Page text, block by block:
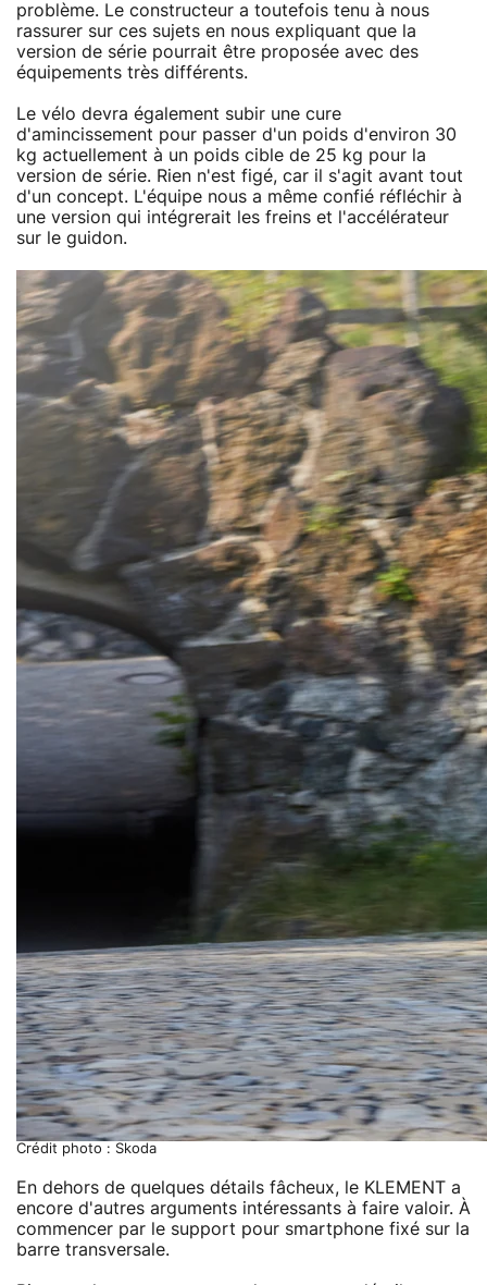
problème. Le constructeur a toutefois tenu à nous
rassurer sur ces sujets en nous expliquant que la
version de série pourrait être proposée avec des
équipements très différents.
Le vélo devra également subir une cure
d'amincissement pour passer d'un poids d'environ 30
kg actuellement à un poids cible de 25 kg pour la
version de série. Rien n'est figé, car il s'agit avant tout
d'un concept. L'équipe nous a même confié réfléchir à
une version qui intégrerait les freins et l'accélérateur
sur le guidon.
Crédit photo : Skoda
En dehors de quelques détails fâcheux, le KLEMENT a
encore d'autres arguments intéressants à faire valoir. À
commencer par le support pour smartphone fixé sur la
barre transversale.